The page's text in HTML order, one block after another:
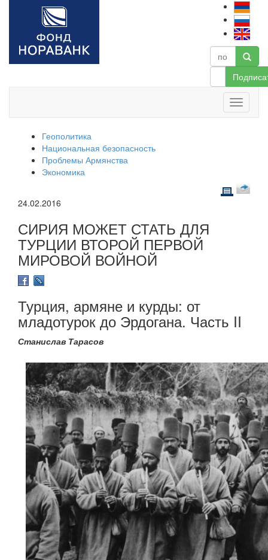
Геополитика
Национальная безопасность
Проблемы Армянства
Экономика
24.02.2016
СИРИЯ МОЖЕТ СТАТЬ ДЛЯ
ТУРЦИИ ВТОРОЙ ПЕРВОЙ
МИРОВОЙ ВОЙНОЙ
Турция, армяне и курды: от
младотурок до Эрдогана. Часть II
Станислав Тарасов